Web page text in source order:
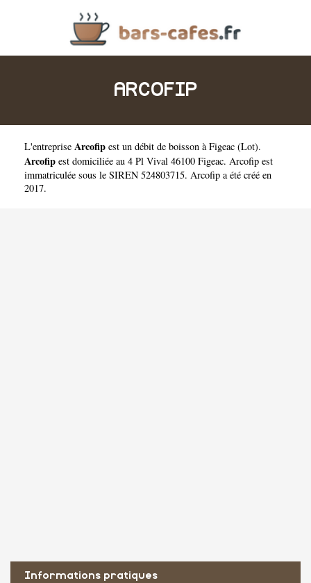
ARCOFIP
L'entreprise Arcofip est un débit de boisson à Figeac (Lot).
Arcofip est domiciliée au 4 Pl Vival 46100 Figeac. Arcofip est
immatriculée sous le SIREN 524803715. Arcofip a été créé en
2017.
Informations pratiques